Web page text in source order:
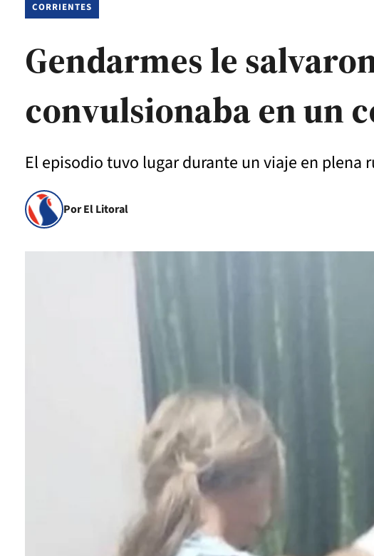
CORRIENTES
Gendarmes le
convulsionaba en un
El episodio tuvo lugar durante un viaje en plena
Por El Litoral